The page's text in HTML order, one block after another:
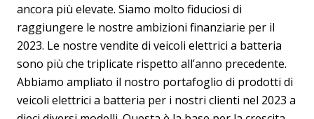
ancora più elevate. Siamo molto fiduciosi di
raggiungere le nostre ambizioni finanziarie per il
2023. Le nostre vendite di veicoli elettrici a batteria
sono più che triplicate rispetto all’anno precedente.
Abbiamo ampliato il nostro portafoglio di prodotti di
veicoli elettrici a batteria per i nostri clienti nel 2023 a